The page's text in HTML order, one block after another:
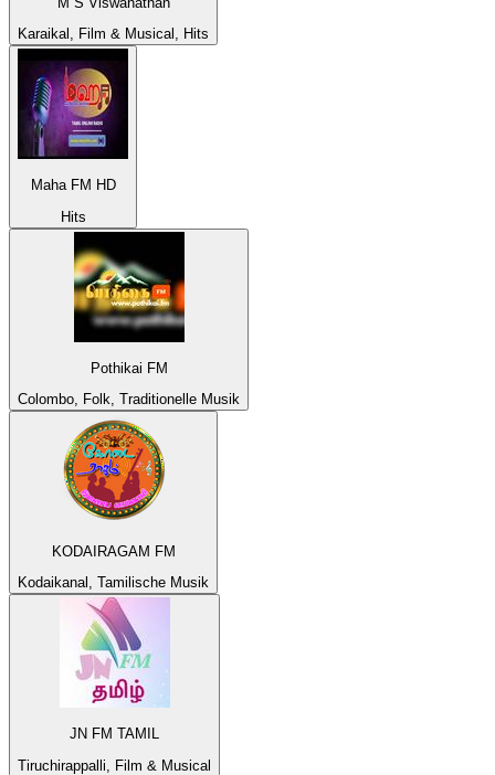
Karaikal, Film & Musical, Hits
Maha FM HD
Hits
Pothikai FM
Colombo, Folk, Traditionelle Musik
KODAIRAGAM FM
Kodaikanal, Tamilische Musik
JN FM TAMIL
Tiruchirappalli, Film & Musical